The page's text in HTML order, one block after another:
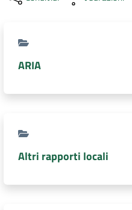
TERRITORIO
SERVIZI
DATI
AMBIENTALI
ARIA
Altri rapporti locali